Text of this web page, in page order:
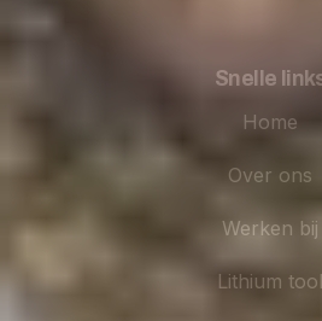
Snelle
Home
Over ons
Werken bij
Lithium tool